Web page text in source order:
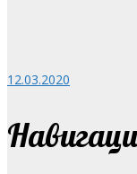
12.03.2020